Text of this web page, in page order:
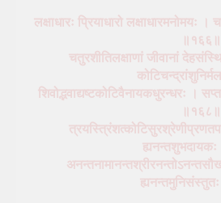
लक्षाधारः प्रियाधारो लक्षाधारमनोमयः
॥१६६॥
चतुरशीतिलक्षाणां जीवानां
शिवोद्भवाद्यष्टकोटिवैनायकधुरन्धरः ।
॥१६८॥